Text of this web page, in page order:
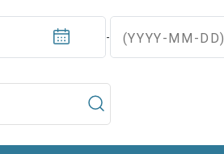
- (YYYY-MM-DD)